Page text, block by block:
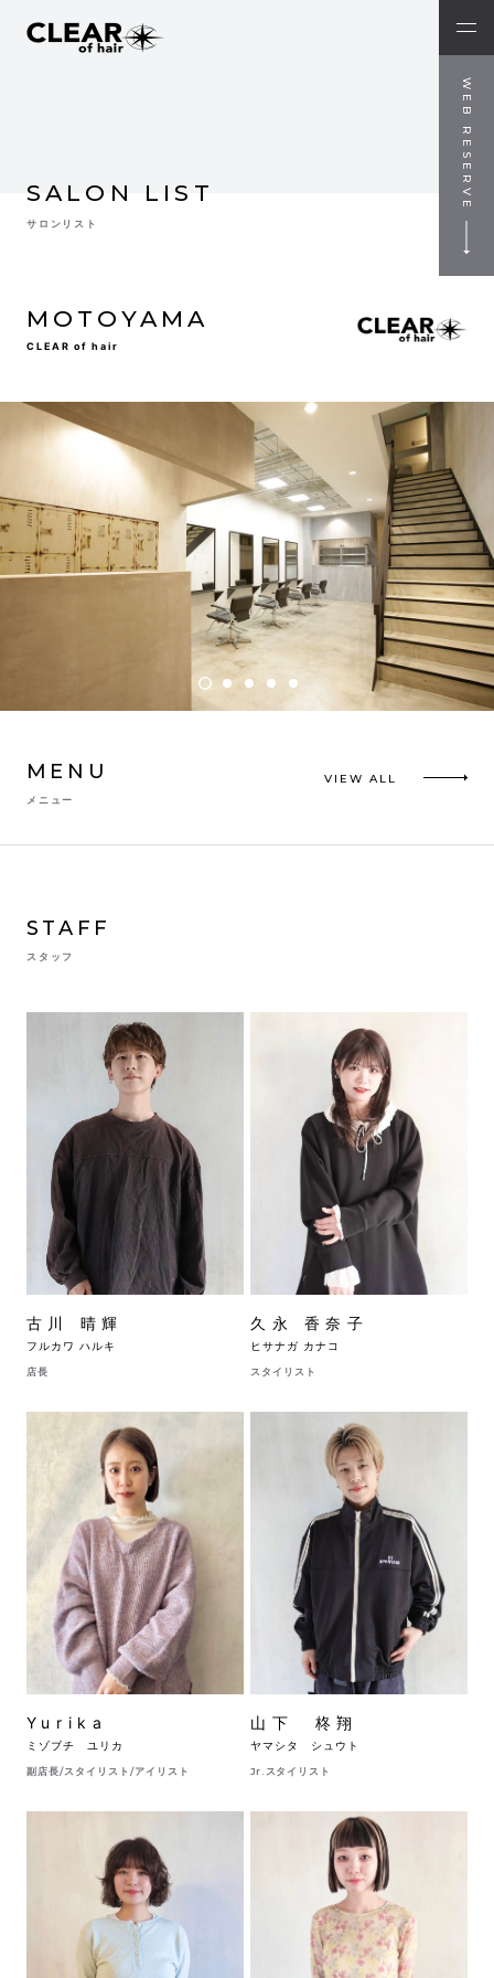
WEB RESERVE
SALON LIST
サロンリスト
MOTOYAMA
CLEAR of hair
MENU
メニュー
VIEW ALL
STAFF
スタッフ
古川 晴輝
フルカワ ハルキ
店長
久永 香奈子
ヒサナガ カナコ
スタイリスト
Yurika
ミゾブチ ユリカ
副店長/スタイリスト/アイリスト
山下 柊翔
ヤマシタ シュウト
Jr.スタイリスト